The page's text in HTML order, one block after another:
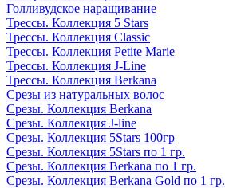
Голливудское наращивание
Трессы. Коллекция 5 Stars
Трессы. Коллекция Classic
Трессы. Коллекция Petite Marie
Трессы. Коллекция J-Line
Трессы. Коллекция Berkana
Срезы из натуральных волос
Срезы. Коллекция Berkana
Срезы. Коллекция J-line
Срезы. Коллекция 5Stars 100гр
Срезы. Коллекция 5Stars по 1 гр.
Срезы. Коллекция Berkana по 1 гр.
Срезы. Коллекция Berkana Gold по 1 гр.